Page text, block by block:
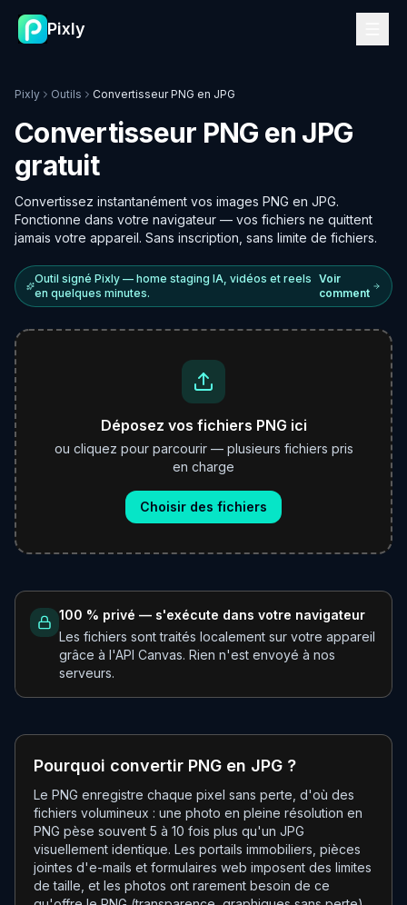
Pixly
Pixly Outils Convertisseur PNG en JPG
Convertisseur PNG en JPG
gratuit
Convertissez instantanément vos images PNG en JPG.
Fonctionne dans votre navigateur — vos fichiers ne quittent
jamais votre appareil. Sans inscription, sans limite de fichiers.
Outil signé Pixly — home staging IA, vidéos et reels
en quelques minutes.
Voir
comment
Déposez vos fichiers PNG ici
ou cliquez pour parcourir — plusieurs fichiers pris
en charge
Choisir des fichiers
100 % privé — s'exécute dans votre navigateur
Les fichiers sont traités localement sur votre appareil
grâce à l'API Canvas. Rien n'est envoyé à nos
serveurs.
Pourquoi convertir PNG en JPG ?
Le PNG enregistre chaque pixel sans perte, d'où des
fichiers volumineux : une photo en pleine résolution en
PNG pèse souvent 5 à 10 fois plus qu'un JPG
visuellement identique. Les portails immobiliers, pièces
jointes d'e-mails et formulaires web imposent des limites
de taille, et les photos ont rarement besoin de ce